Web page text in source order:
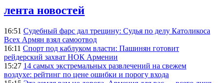
лента новостей
16:51 Судебный фарс дал трещину: Судья по делу Католикоса
Всех Армян взял самоотвод
16:11 Спорт под каблуком власти: Пашинян готовит
рейдерский захват НОК Армении
15:27 14 самых экстремальных развлечений на свежем
воздухе: рейтинг по цене ошибки и порогу входа